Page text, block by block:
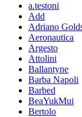
a.testoni
Add
Adriano
Aeronautica
Argesto
Attolini
Ballantyne
Barba Napoli
Barbed
BeaYukMui
Bertolo